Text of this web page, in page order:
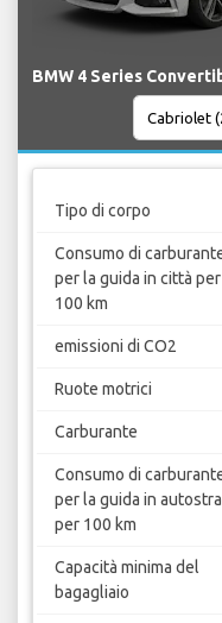
BMW 4 Series
Tipo di corpo
Consumo di
per la guida in città per
100 km
emissioni di CO2
Ruote motrici
Carburante
Consumo di
per la guida in
per 100 km
Capacità minima del
bagagliaio